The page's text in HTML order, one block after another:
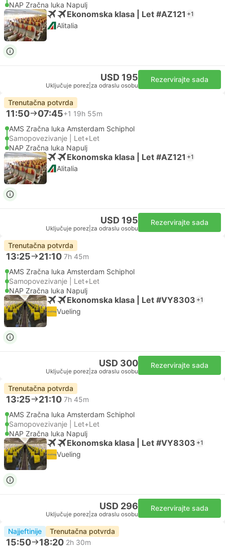
NAP Zračna luka Napulj
Ekonomska klasa | Let #AZ121 +1
Alitalia
USD 195
Uključuje porez za odraslu osobu
Rezervirajte sada
Trenutačna potvrda
11:50 07:45+1 19h 55m
AMS Zračna luka Amsterdam Schiphol
Samopovezivanje | Let+Let
NAP Zračna luka Napulj
Ekonomska klasa | Let #AZ121 +1
Alitalia
USD 195
Uključuje porez za odraslu osobu
Rezervirajte sada
Trenutačna potvrda
13:25 21:10 7h 45m
AMS Zračna luka Amsterdam Schiphol
Samopovezivanje | Let+Let
NAP Zračna luka Napulj
Ekonomska klasa | Let #VY8303 +1
Vueling
USD 300
Uključuje porez za odraslu osobu
Rezervirajte sada
Trenutačna potvrda
13:25 21:10 7h 45m
AMS Zračna luka Amsterdam Schiphol
Samopovezivanje | Let+Let
NAP Zračna luka Napulj
Ekonomska klasa | Let #VY8303 +1
Vueling
USD 296
Uključuje porez za odraslu osobu
Rezervirajte sada
Najjeftinije Trenutačna potvrda
15:50 18:20 2h 30m